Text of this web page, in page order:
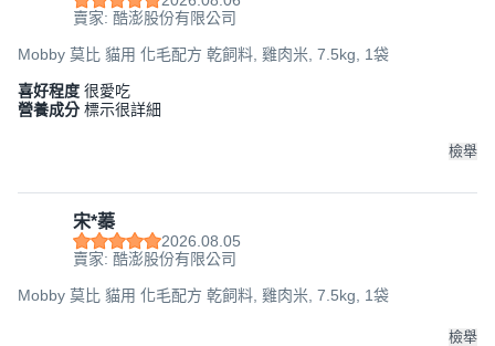
賣家: 酷澎股份有限公司
Mobby 莫比 貓用 化毛配方 乾飼料, 雞肉米, 7.5kg, 1袋
喜好程度 很愛吃
營養成分 標示很詳細
檢舉
宋*蓁
2026.08.05
賣家: 酷澎股份有限公司
Mobby 莫比 貓用 化毛配方 乾飼料, 雞肉米, 7.5kg, 1袋
檢舉